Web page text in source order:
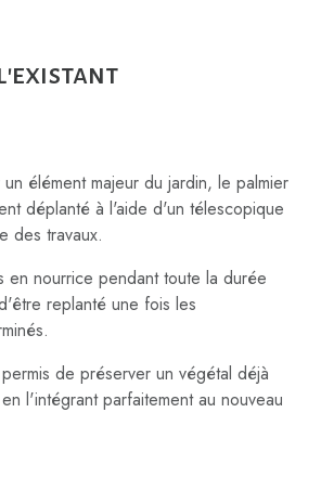
élément majeur du jardin, le palmier
déplanté à l'aide d'un télescopique
des travaux.
en nourrice pendant toute la durée
replanté une fois les
de préserver un végétal déjà
l'intégrant parfaitement au nouveau